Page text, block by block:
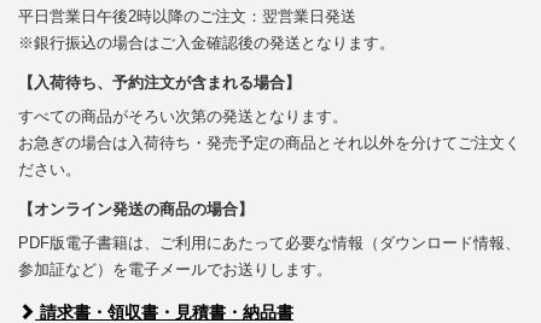
平日営業日午後2時以降のご注文：翌営業日発送
※銀行振込の場合はご入金確認後の発送となります。
【入荷待ち、予約注文が含まれる場合】
すべての商品がそろい次第の発送となります。
お急ぎの場合は入荷待ち・発売予定の商品とそれ以外を分けてご注文く
ださい。
【オンライン発送の商品の場合】
PDF版電子書籍は、ご利用にあたって必要な情報（ダウンロード情報、
参加証など）を電子メールでお送りします。
請求書・領収書・見積書・納品書